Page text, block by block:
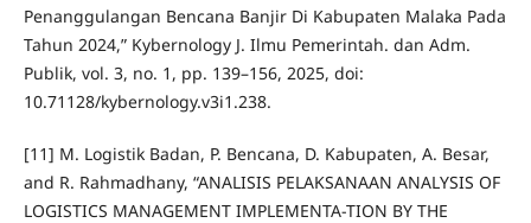
Penanggulangan Bencana Banjir Di Kabupaten Malaka Pada
Tahun 2024,” Kybernology J. Ilmu Pemerintah. dan Adm.
Publik, vol. 3, no. 1, pp. 139–156, 2025, doi:
10.71128/kybernology.v3i1.238.
[11] M. Logistik Badan, P. Bencana, D. Kabupaten, A. Besar,
and R. Rahmadhany, “ANALISIS PELAKSANAAN ANALYSIS OF
LOGISTICS MANAGEMENT IMPLEMENTA-TION BY THE